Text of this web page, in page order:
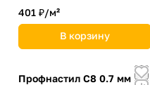
401 ₽/м²
В корзину
Профнастил С8 0.7 мм